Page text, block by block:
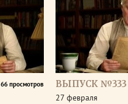
66 просмотров ВЫПУСК №333
27 февраля